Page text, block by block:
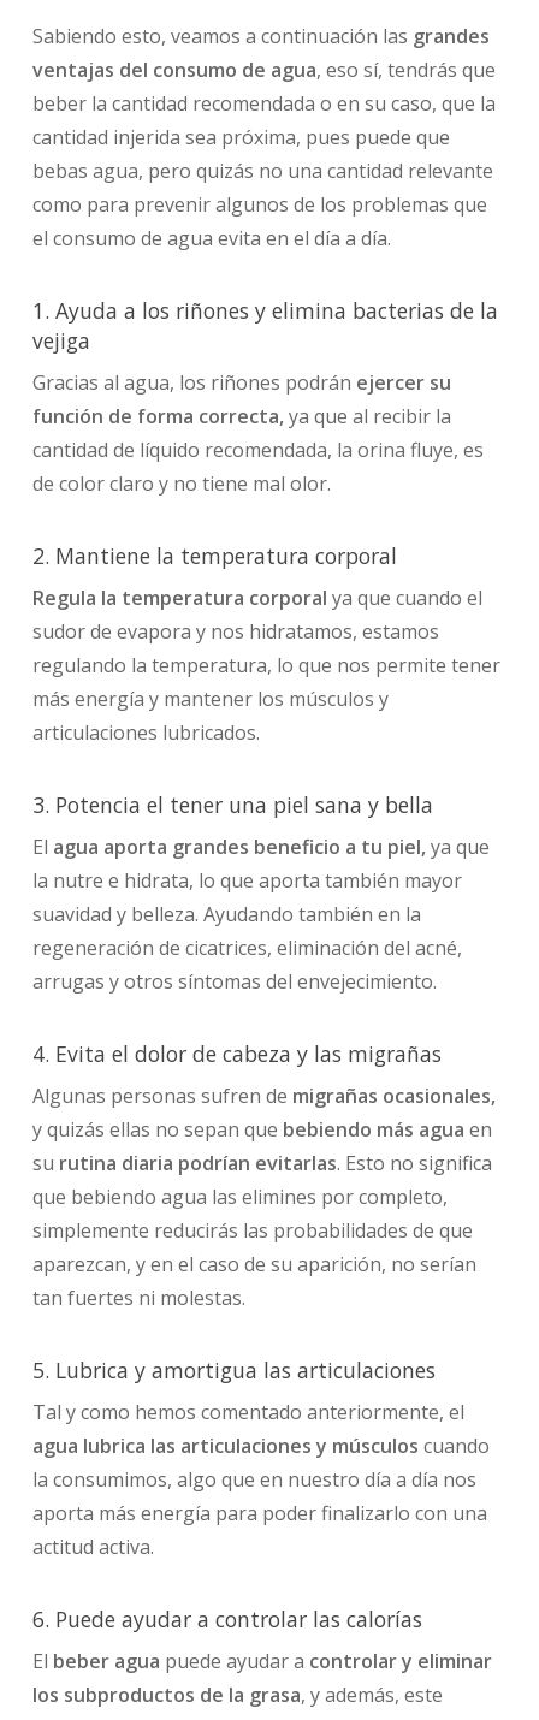
Sabiendo esto, veamos a continuación las grandes
ventajas del consumo de agua, eso sí, tendrás que
beber la cantidad recomendada o en su caso, que la
cantidad injerida sea próxima, pues puede que
bebas agua, pero quizás no una cantidad relevante
como para prevenir algunos de los problemas que
el consumo de agua evita en el día a día.
1. Ayuda a los riñones y elimina bacterias de la
vejiga
Gracias al agua, los riñones podrán ejercer su
función de forma correcta,ya que al recibir la
cantidad de líquido recomendada, la orina fluye, es
de color claro y no tiene mal olor.
2. Mantiene la temperatura corporal
Regula la temperatura corporal ya que cuando el
sudor de evapora y nos hidratamos, estamos
regulando la temperatura, lo que nos permite tener
más energía y mantener los músculos y
articulaciones lubricados.
3. Potencia el tener una piel sana y bella
El agua aporta grandes beneficio a tu piel,ya que
la nutre e hidrata, lo que aporta también mayor
suavidad y belleza. Ayudando también en la
regeneración de cicatrices, eliminación del acné,
arrugas y otros síntomas del envejecimiento.
4. Evita el dolor de cabeza y las migrañas
Algunas personas sufren de migrañas ocasionales,
y quizás ellas no sepan que bebiendo más agua en
su rutina diaria podrían evitarlas. Esto no significa
que bebiendo agua las elimines por completo,
simplemente reducirás las probabilidades de que
aparezcan, y en el caso de su aparición, no serían
tan fuertes ni molestas.
5. Lubrica y amortigua las articulaciones
Tal y como hemos comentado anteriormente, el
agua lubrica las articulaciones y músculos cuando
la consumimos, algo que en nuestro día a día nos
aporta más energía para poder finalizarlo con una
actitud activa.
6. Puede ayudar a controlar las calorías
El beber agua puede ayudar a controlar y eliminar
los subproductos de la grasa, y además, este